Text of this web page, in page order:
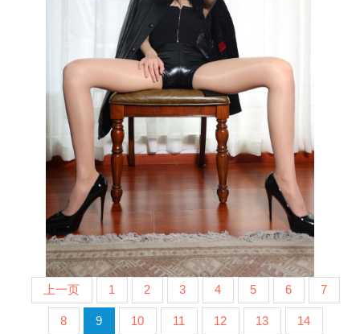
上一页 1 2 3 4 5 6 7
8 9 10 11 12 13 14